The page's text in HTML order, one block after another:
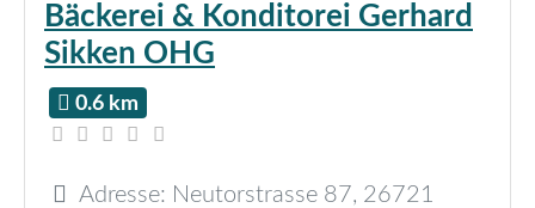
Bäckerei & Konditorei Gerhard
Sikken OHG
0.6 km
Adresse: Neutorstrasse 87, 26721